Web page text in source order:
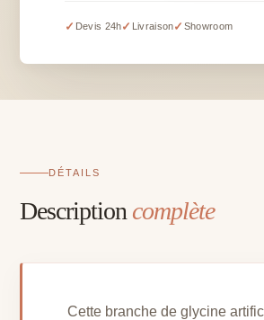
glycine
artificielle
✓ Devis 24h✓ Livraison✓ Showroom
DÉTAILS
Description complète
Cette branche de glycine